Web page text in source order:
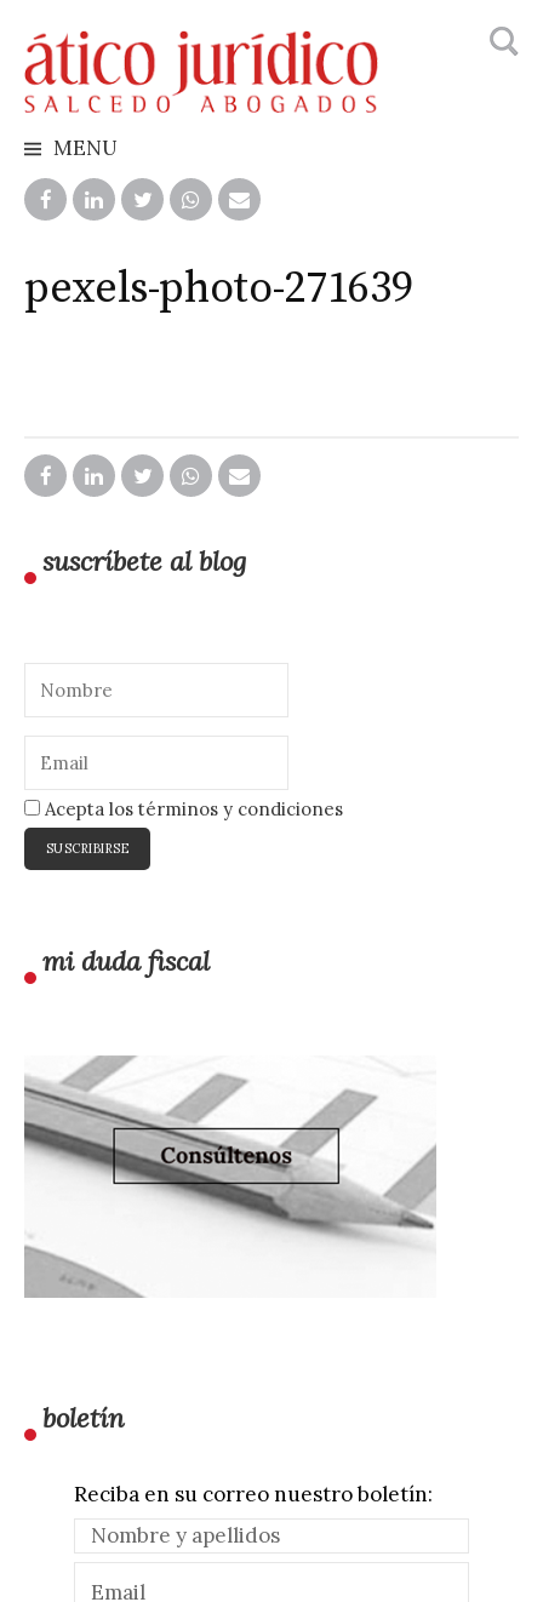
to
content
for:
MENU
pexels-photo-271639
suscríbete al blog
Acepta los términos y condiciones
mi duda fiscal
boletín
Reciba en su correo nuestro boletín: